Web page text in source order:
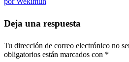
Deja una respuesta
Tu dirección de correo electrónico no
obligatorios están marcados con *